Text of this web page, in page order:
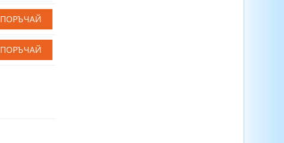
ПОРЪЧАЙ
ПОРЪЧАЙ